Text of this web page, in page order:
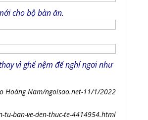
cho bộ bàn ăn.
vì ghế nệm để nghỉ ngơi như
Hoàng Nam/ngoisao.net-11/1/2022
ban-ve-den-thuc-te-4414954.html